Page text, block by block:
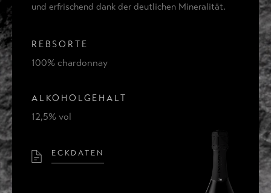
und erfrischend dank der deutlichen Mineralität.
REBSORTE
100% chardonnay
ALKOHOLGEHALT
12,5% vol
ECKDATEN